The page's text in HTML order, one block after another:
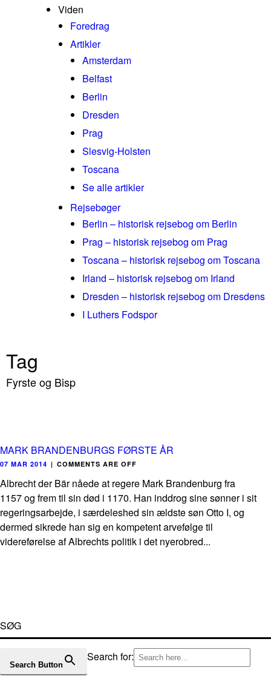
Viden
Foredrag
Artikler
Amsterdam
Belfast
Berlin
Dresden
Prag
Slesvig-Holsten
Toscana
Se alle artikler
Rejsebøger
Berlin – historisk rejsebog om Berlin
Prag – historisk rejsebog om Prag
Toscana – historisk rejsebog om Toscana
Irland – historisk rejsebog om Irland
Dresden – historisk rejsebog om Dresdens
I Luthers Fodspor
Tag
Fyrste og Bisp
MARK BRANDENBURGS FØRSTE ÅR
07 MAR 2014 | COMMENTS ARE OFF
Albrecht der Bär nåede at regere Mark Brandenburg fra
1157 og frem til sin død i 1170. Han inddrog sine sønner i sit
regeringsarbejde, i særdeleshed sin ældste søn Otto I, og
dermed sikrede han sig en kompetent arvefølge til
videreførelse af Albrechts politik i det nyerobred...
SØG
Search for:
Search Button